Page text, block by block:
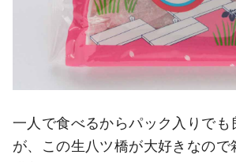
一人で食べるからパック入りでも
が、この生八ツ橋が大好きなので